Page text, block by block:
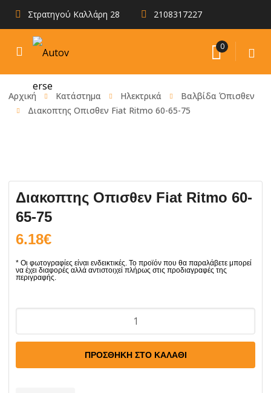
Στρατηγού Καλλάρη 28 2108317227
0
Αρχική Κατάστημα Ηλεκτρικά
Βαλβίδα Όπισθεν
Διακοπτης Οπισθεν Fiat Ritmo 60-65-75
Διακοπτης Οπισθεν Fiat Ritmo 60-
65-75
6.18€
Οπισθεν
Ritmo
ΠΡΟΣΘΉΚΗ ΣΤΟ ΚΑΛΆΘΙ